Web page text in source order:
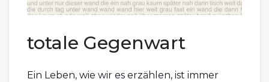
totale Gegenwart
Ein Leben, wie wir es erzählen, ist immer